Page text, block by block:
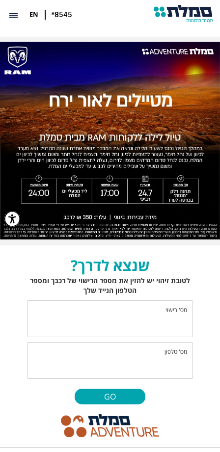
*8545
EN
שנצא לדרך?
לטובת זיהוי יש להזין את מספר הרישוי של רכבך ומספר
הטלפון הנייד שלך
מס' רישוי
מס' טלפון
GO